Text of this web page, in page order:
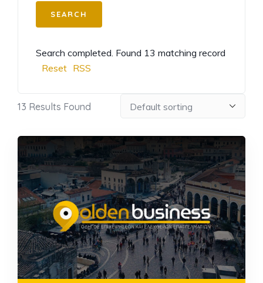
Search completed. Found 13 matching record
Reset RSS
13 Results Found